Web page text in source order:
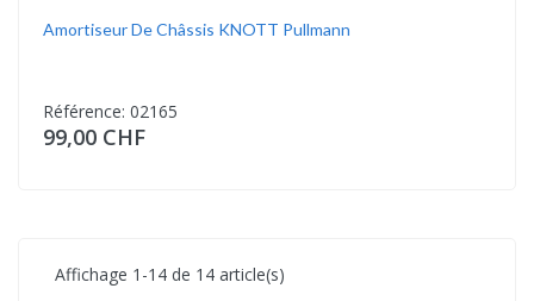
Amortiseur De Châssis KNOTT Pullmann
Référence: 02165
99,00 CHF
Affichage 1-14 de 14 article(s)